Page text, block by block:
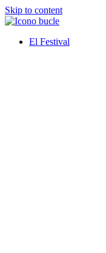
Skip to content
El Festival